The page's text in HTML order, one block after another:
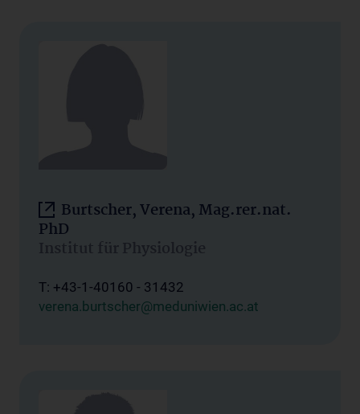
Burtscher, Verena, Mag.rer.nat.
PhD
Institut für Physiologie
T: +43-1-40160 - 31432
verena.burtscher@meduniwien.ac.at